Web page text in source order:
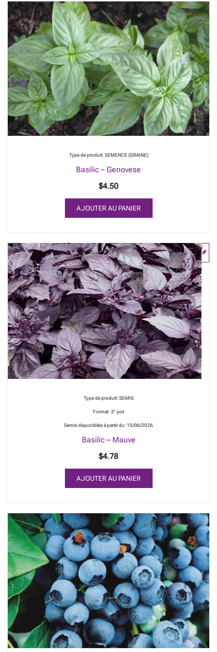
Type de produit: SEMENCE (GRAINE)
Basilic – Genovese
$4.50
AJOUTER AU PANIER
Type de produit: SEMIS
Format: 3" pot
Semis disponibles à partir du: 15/06/2026
Basilic – Mauve
$4.78
AJOUTER AU PANIER